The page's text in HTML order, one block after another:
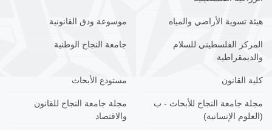
هيئة تسوية الأراضي والمياه موسوعة ودق القانونية
المركز الفلسطيني للسلام
والديمقراطية
جامعة النجاح الوطنية
كلية القانون مستودع الأبحاث
مجلة جامعة النجاح للأبحاث - ب
(العلوم الإنسانية)
مجلة جامعة النجاح للقانون
والاقتصاد